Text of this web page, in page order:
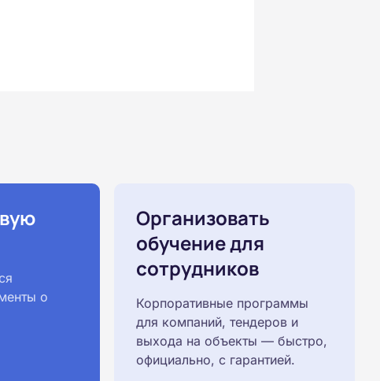
о
Организовать
обучение для
сотрудников
Корпоративные программы
для компаний, тендеров и
выхода на объекты — быстро,
официально, с гарантией.